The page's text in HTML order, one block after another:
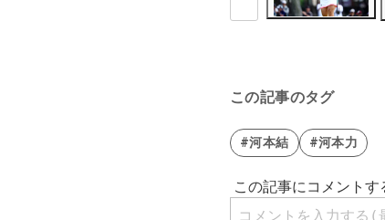
この記事のタグ
#河本結 #河本力